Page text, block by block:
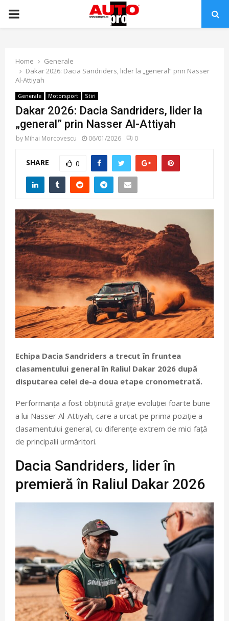
PRIMARY
Home
Generale
Dakar 2026: Dacia Sandriders, lider la „general” prin Nasser
Al-Attiyah
Generale Motorsport Stiri
Dakar 2026: Dacia Sandriders, lider la
„general” prin Nasser Al-Attiyah
by Mihai Morcovescu 06/01/2026 0
SHARE 0
Echipa Dacia Sandriders a trecut în fruntea
clasamentului general în Raliul Dakar 2026 după
disputarea celei de-a doua etape cronometrată.
Performanța a fost obținută grație evoluției foarte bune
a lui Nasser Al-Attiyah, care a urcat pe prima poziție a
clasamentului general, cu diferențe extrem de mici față
de principalii urmăritori.
Dacia Sandriders, lider în
premieră în Raliul Dakar 2026